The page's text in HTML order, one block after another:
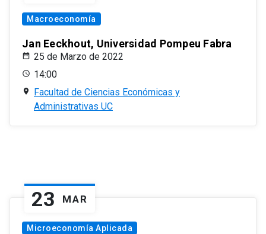
Macroeconomía
Jan Eeckhout, Universidad Pompeu Fabra
25 de Marzo de 2022
14:00
Facultad de Ciencias Económicas y
Administrativas UC
23 MAR
Microeconomía Aplicada